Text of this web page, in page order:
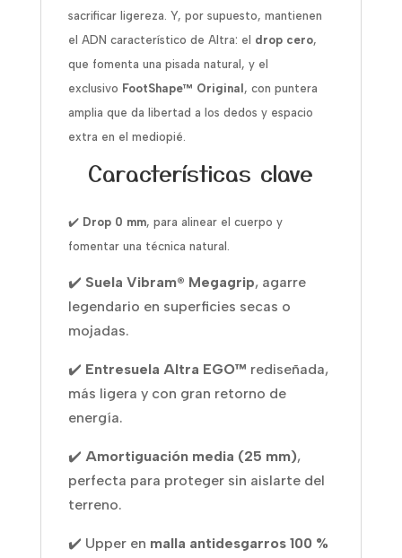
sacrificar ligereza. Y, por supuesto, mantienen
el ADN característico de Altra: el drop cero,
que fomenta una pisada natural, y el
exclusivo FootShape™ Original , con puntera
amplia que da libertad a los dedos y espacio
extra en el mediopié.
Características clave
✔️ Drop 0 mm, para alinear el cuerpo y
fomentar una técnica natural.
✔️ Suela Vibram® Megagrip, agarre
legendario en superficies secas o
mojadas.
✔️ Entresuela Altra EGO™ rediseñada,
más ligera y con gran retorno de
energía.
✔️ Amortiguación media (25 mm),
perfecta para proteger sin aislarte del
terreno.
✔️ Upper en malla antidesgarros 100 %